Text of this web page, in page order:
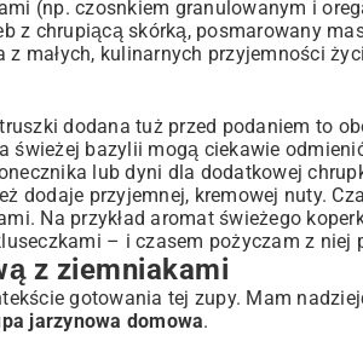
(np. czosnkiem granulowanym i
z chrupiącą skórką, posmarowany
małych, kulinarnych przyjemności
dodana tuż przed podaniem to
świeżej bazylii mogą ciekawie
lub dyni dla dodatkowej
dodaje przyjemnej, kremowej nuty.
Na przykład aromat świeżego
– i czasem pożyczam z niej
z ziemniakami
gotowania tej zupy. Mam
jarzynowa domowa.